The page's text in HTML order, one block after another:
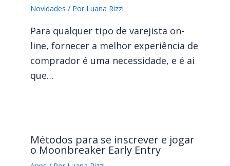
Novidades / Por Luana Rizzi
Para qualquer tipo de varejista on-
line, fornecer a melhor experiência de
comprador é uma necessidade, e é ai
que…
Métodos para se inscrever e jogar
o Moonbreaker Early Entry